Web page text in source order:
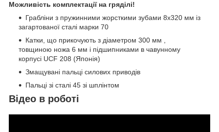
Можливість комплектації на гряділі!
Грабліни з пружинними жорсткими зубами 8х320 мм із
загартованої сталі марки 70
Катки, що прикочують з діаметром 300 мм ,
товщиною ножа 6 мм і підшипниками в чавунному
корпусі UCF 208 (Японія)
Змащувані пальці силових приводів
Пальці зі сталі 45 зі шплінтом
Відео в роботі